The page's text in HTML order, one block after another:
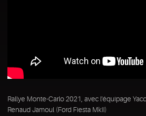
Rallye Monte-Carlo 2021, avec l'équipage
Renaud Jamoul (Ford Fiesta MkII)